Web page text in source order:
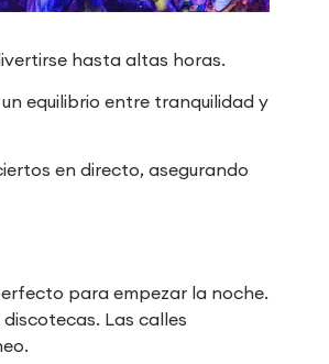
hasta altas horas.
equilibrio entre tranquilidad y
en directo, asegurando
para empezar la noche.
Las calles